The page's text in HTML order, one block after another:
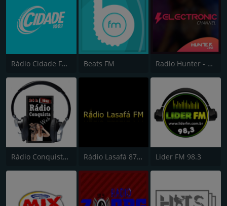
Rádio Cidade FM 100.1 Beats FM Radio Hunter - The Electronic Channel
Rádio Conquista Web Rádio Lasafá 87.9 FM Lider FM 98.3